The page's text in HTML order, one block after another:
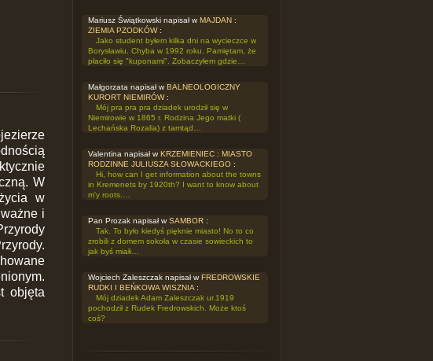
W
w
i
objęta
Mariusz Świątkowski napisał w MAJDAN :
ZIEMIA PZODKÓW:
Jako student byłem kilka dni na wycieczce w
Borysławiu. Chyba w 1992 roku. Pamiętam, że
płaciło się "kuponami". Zobaczyłem gdzie…
Małgorzata napisał w BALNEOLOGICZNY
KURORT NIEMIRÓW:
Mój pra pra pra dziadek urodził się w
Niemirowie w 1865 r. Rodzina Jego matki (
Lechańska Rozalia) z tamtąd…
Valentina napisał w KRZEMIENIEC : MIASTO
RODZINNE JULIUSZA SŁOWACKIEGO :
Hi, how can I get information about the towns
in Kremenets by 1920th? I want to know about
m'y roots.…
Pan Prozak napisał w SAMBOR :
Tak. To było kiedyś pięknie miasto! No to co
zrobili z domem sokoła w czasie sowieckich to
jak byś miałi…
Wojciech Zaleszczak napisał w FREDROWSKIE
RUDKI I BEŃKOWA WISZNIA :
Mój dziadek Adam Zaleszczak ur.1919
pochodził z Rudek Fredrowskich. Może ktoś
coś?